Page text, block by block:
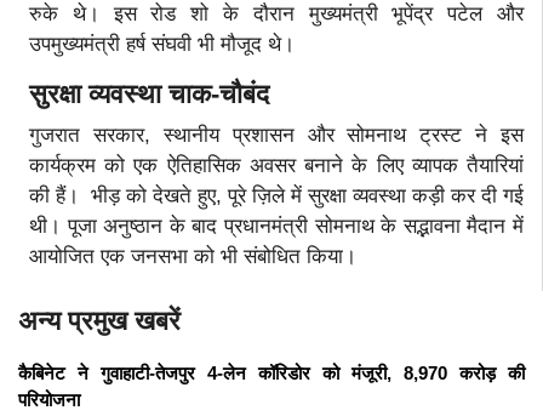
रुके थे। इस रोड शो के दौरान मुख्यमंत्री भूपेंद्र पटेल और
उपमुख्यमंत्री हर्ष संघवी भी मौजूद थे।
सुरक्षा व्यवस्था चाक-चौबंद
गुजरात सरकार, स्थानीय प्रशासन और सोमनाथ ट्रस्ट ने इस
कार्यक्रम को एक ऐतिहासिक अवसर बनाने के लिए व्यापक तैयारियां
की हैं। भीड़ को देखते हुए, पूरे ज़िले में सुरक्षा व्यवस्था कड़ी कर दी गई
थी। पूजा अनुष्ठान के बाद प्रधानमंत्री सोमनाथ के सद्भावना मैदान में
आयोजित एक जनसभा को भी संबोधित किया।
अन्य प्रमुख खबरें
कैबिनेट ने गुवाहाटी-तेजपुर 4-लेन कॉरिडोर को मंजूरी, 8,970 करोड़ की
परियोजना